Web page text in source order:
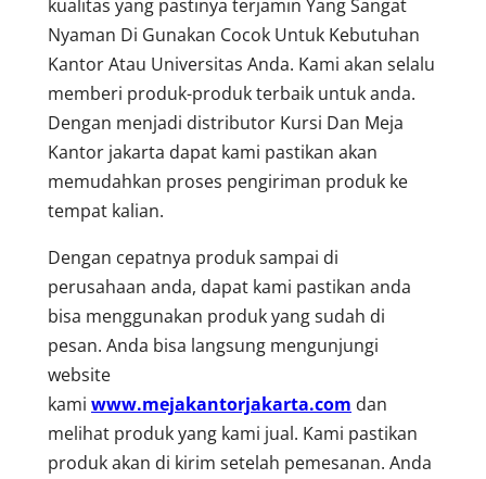
kualitas yang pastinya terjamin Yang Sangat
Nyaman Di Gunakan Cocok Untuk Kebutuhan
Kantor Atau Universitas Anda. Kami akan selalu
memberi produk-produk terbaik untuk anda.
Dengan menjadi distributor Kursi Dan Meja
Kantor jakarta dapat kami pastikan akan
memudahkan proses pengiriman produk ke
tempat kalian.
Dengan cepatnya produk sampai di
perusahaan anda, dapat kami pastikan anda
bisa menggunakan produk yang sudah di
pesan. Anda bisa langsung mengunjungi
website
kami www.mejakantorjakarta.com dan
melihat produk yang kami jual. Kami pastikan
produk akan di kirim setelah pemesanan. Anda